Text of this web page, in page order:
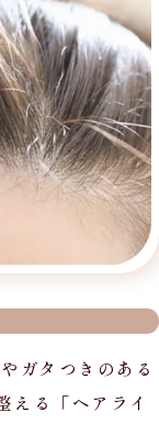
ガタつきのある
える「ヘアライ